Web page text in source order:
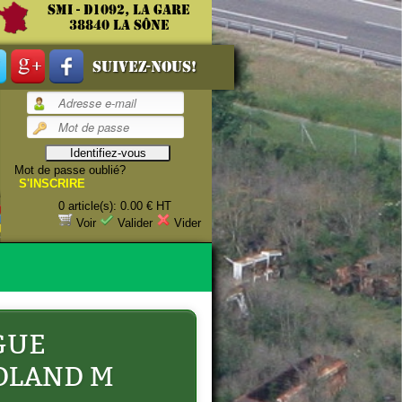
SMI - D1092, La gare
38840 La Sône
Suivez-nous!
Mot de passe oublié?
S'INSCRIRE
0 article(s): 0.00 € HT
Voir
Valider Vider
M
M